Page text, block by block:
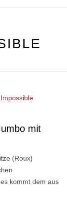
mit
(Roux)
kommt dem aus